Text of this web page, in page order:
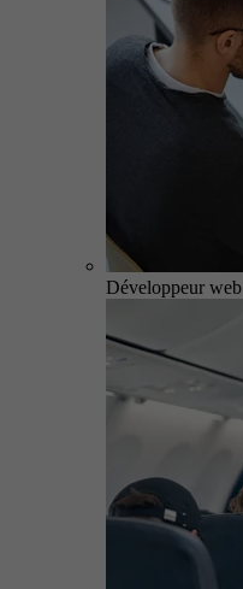
Développeur web